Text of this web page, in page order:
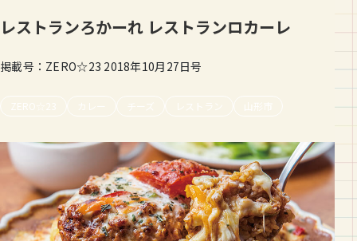
レストランろかーれ レストランロカーレ
掲載号：ZERO☆23 2018年10月27日号
ZERO☆23 カレー チーズ レストラン 山形市